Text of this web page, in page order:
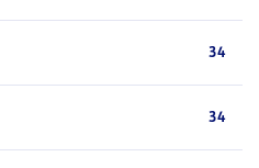
34
34